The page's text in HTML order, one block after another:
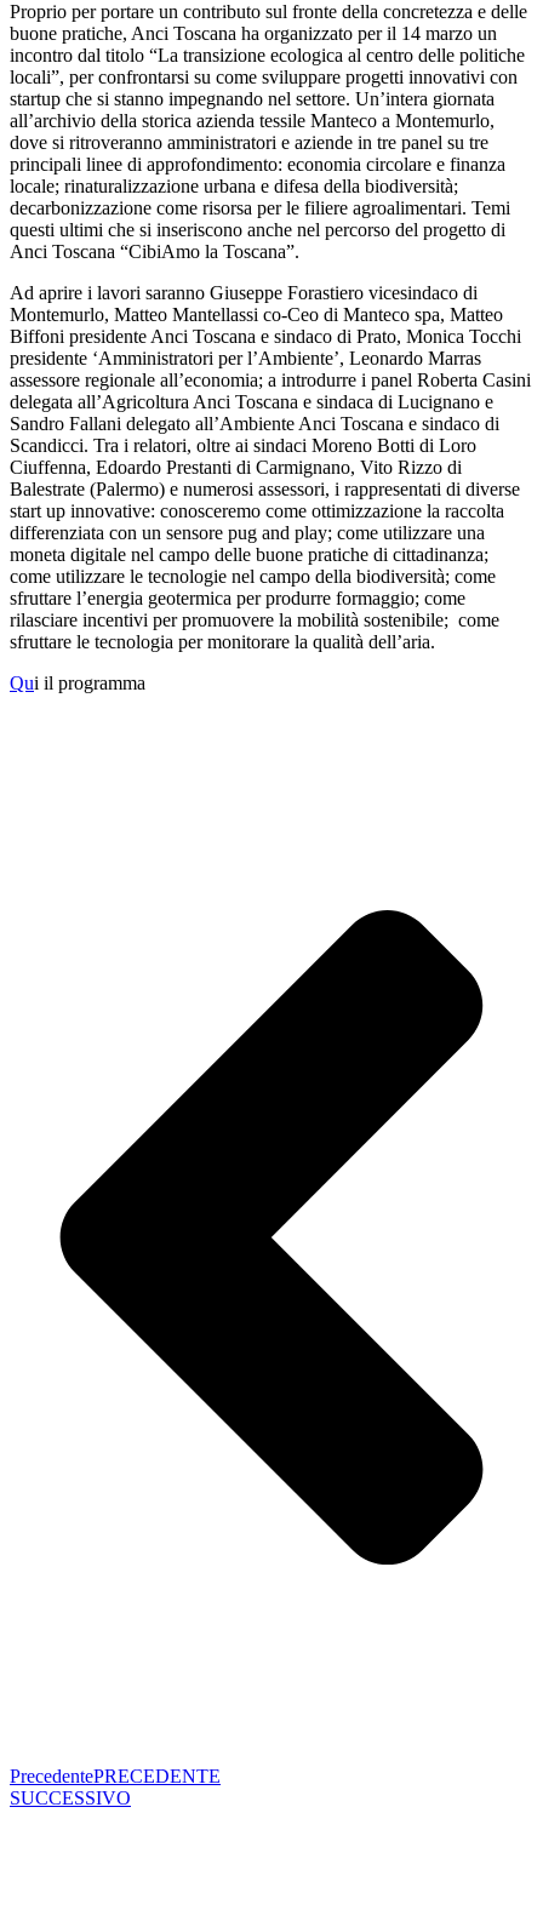
Proprio per portare un contributo sul fronte della concretezza e delle
buone pratiche, Anci Toscana ha organizzato per il 14 marzo un
incontro dal titolo “La transizione ecologica al centro delle politiche
locali”, per confrontarsi su come sviluppare progetti innovativi con
startup che si stanno impegnando nel settore. Un’intera giornata
all’archivio della storica azienda tessile Manteco a Montemurlo,
dove si ritroveranno amministratori e aziende in tre panel su tre
principali linee di approfondimento: economia circolare e finanza
locale; rinaturalizzazione urbana e difesa della biodiversità;
decarbonizzazione come risorsa per le filiere agroalimentari. Temi
questi ultimi che si inseriscono anche nel percorso del progetto di
Anci Toscana “CibiAmo la Toscana”.
Ad aprire i lavori saranno Giuseppe Forastiero vicesindaco di
Montemurlo, Matteo Mantellassi co-Ceo di Manteco spa, Matteo
Biffoni presidente Anci Toscana e sindaco di Prato, Monica Tocchi
presidente ‘Amministratori per l’Ambiente’, Leonardo Marras
assessore regionale all’economia; a introdurre i panel Roberta Casini
delegata all’Agricoltura Anci Toscana e sindaca di Lucignano e
Sandro Fallani delegato all’Ambiente Anci Toscana e sindaco di
Scandicci. Tra i relatori, oltre ai sindaci Moreno Botti di Loro
Ciuffenna, Edoardo Prestanti di Carmignano, Vito Rizzo di
Balestrate (Palermo) e numerosi assessori, i rappresentati di diverse
start up innovative: conosceremo come ottimizzazione la raccolta
differenziata con un sensore pug and play; come utilizzare una
moneta digitale nel campo delle buone pratiche di cittadinanza;
come utilizzare le tecnologie nel campo della biodiversità; come
sfruttare l’energia geotermica per produrre formaggio; come
rilasciare incentivi per promuovere la mobilità sostenibile; come
sfruttare le tecnologia per monitorare la qualità dell’aria.
Qui il programma
PrecedentePRECEDENTE
SUCCESSIVO